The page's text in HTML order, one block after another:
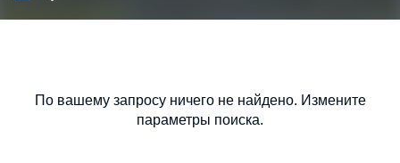
По вашему запросу ничего не найдено. Измените
параметры поиска.